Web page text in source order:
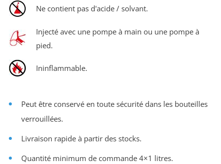
Ne contient pas d'acide / solvant.
Injecté avec une pompe à main ou une pompe à
pied.
Ininflammable.
Peut être conservé en toute sécurité dans les bouteilles
verrouillées.
Livraison rapide à partir des stocks.
Quantité minimum de commande 4×1 litres.